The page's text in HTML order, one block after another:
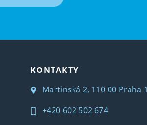
KONTAKTY
Martinská 2, 110 00 Praha 1
+420 602 502 674